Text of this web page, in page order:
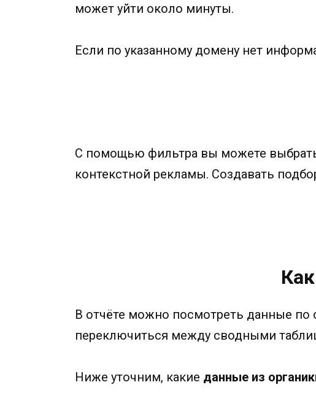
может уйти около минуты.
Если по указанному домену нет
С помощью фильтра вы можете
контекстной рекламы. Создавать
В отчёте можно посмотреть данные по
переключиться между сводными
Ниже уточним, какие данные из